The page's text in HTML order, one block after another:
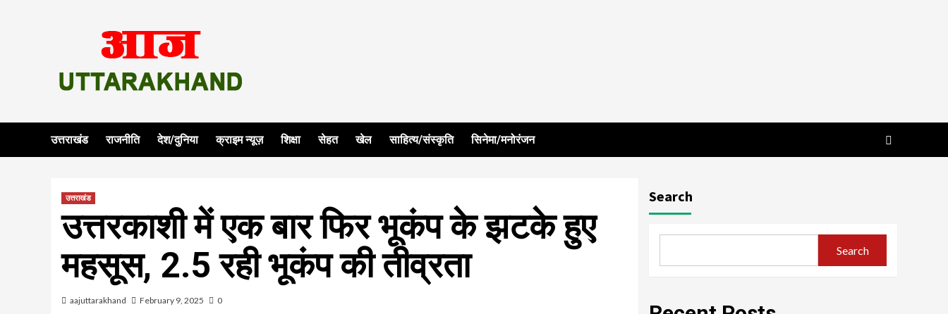
उत्तराखंड राजनीति देश/दुनिया क्राइम न्यूज़ शिक्षा सेहत खेल साहित्य/संस्कृति सिनेमा/मनोरंजन
उत्तराखंड
उत्तरकाशी में एक बार फिर भूकंप के झटके हुए
महसूस, 2.5 रही भूकंप की तीव्रता
aajuttarakhand February 9, 2025 0
Search
Search